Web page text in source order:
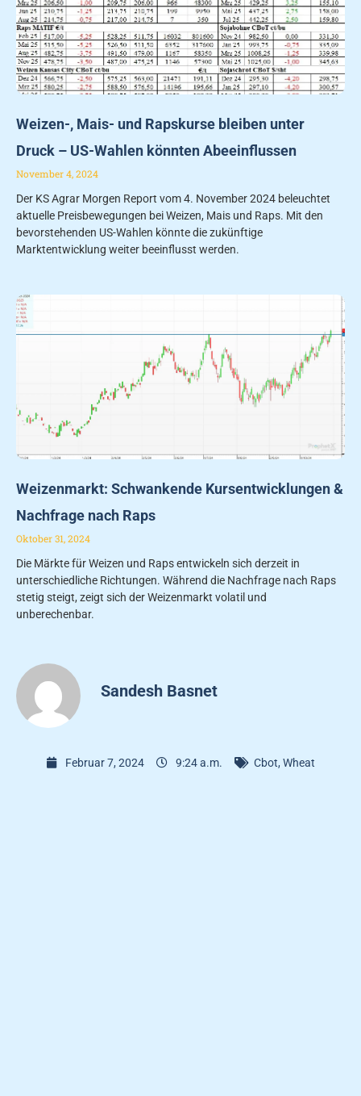
Weizen-, Mais- und Rapskurse bleiben unter
Druck – US-Wahlen könnten Abeeinflussen
November 4, 2024
Der KS Agrar Morgen Report vom 4. November 2024 beleuchtet
aktuelle Preisbewegungen bei Weizen, Mais und Raps. Mit den
bevorstehenden US-Wahlen könnte die zukünftige
Marktentwicklung weiter beeinflusst werden.
Weizenmarkt: Schwankende Kursentwicklungen &
Nachfrage nach Raps
Oktober 31, 2024
Die Märkte für Weizen und Raps entwickeln sich derzeit in
unterschiedliche Richtungen. Während die Nachfrage nach Raps
stetig steigt, zeigt sich der Weizenmarkt volatil und
unberechenbar.
Sandesh Basnet
Februar 7, 2024 9:24 a.m. Cbot, Wheat